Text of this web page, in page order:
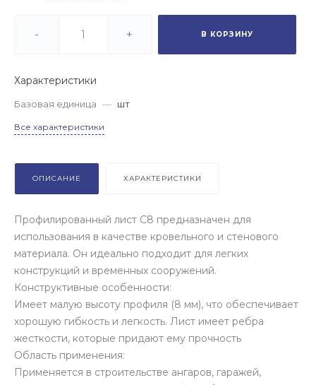
- + В КОРЗИНУ
Характеристики
Базовая единица — шт
Все характеристики
ОПИСАНИЕ ХАРАКТЕРИСТИКИ
Профилированный лист С8 предназначен для
использования в качестве кровельного и стенового
материала. Он идеально подходит для легких
конструкций и временных сооружений.
Конструктивные особенности:
Имеет малую высоту профиля (8 мм), что обеспечивает
хорошую гибкость и легкость. Лист имеет ребра
жесткости, которые придают ему прочность
Область применения:
Применяется в строительстве ангаров, гаражей,